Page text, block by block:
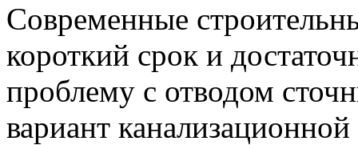
Современные
короткий срок и
проблему с отводом
вариант